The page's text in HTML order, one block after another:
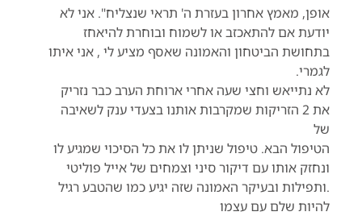
אופן, מאמץ אחרון בעזרת ה' תראי שנצליח". אני לא
יודעת אם להתאכזב או לשמוח ובוחרת להיאחז
בתחושת הביטחון והאמונה שאסף מציע לי , אני איתו
לגמרי.
לא נתייאש וחצי שעה אחרי ארוחת הערב כבר נזריק
את 2 הזריקות שמקרבות אותנו בצעדי ענק לשאיבה
של
הטיפול הבא. טיפול שניתן לו את כל הסיכוי שמגיע לו
ונחזק אותו עם דיקור סיני וצמחים של אייל פוליטי
.ותפילות ובעיקר האמונה שזה יגיע כמו שהטבע רגיל
להיות שלם עם עצמו